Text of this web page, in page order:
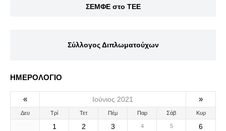
ΣΕΜΦΕ στο ΤΕΕ
Σύλλογος Διπλωματούχων
ΗΜΕΡΟΛΟΓΙΟ
« Ιούνιος 2021 »
Δευ Τρί Τετ Πέμ Παρ Σάβ Κυρ
1 2 3 4 5
6